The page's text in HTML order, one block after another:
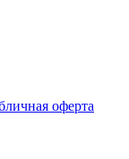
оферта